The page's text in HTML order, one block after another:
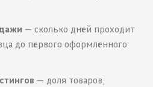
— сколько дней проходит
до первого оформленного
— доля товаров,